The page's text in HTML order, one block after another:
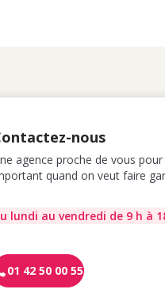
nous
agence proche de vous
quand on veut faire
lundi au vendredi de 9 h à
01 42 50 00 55